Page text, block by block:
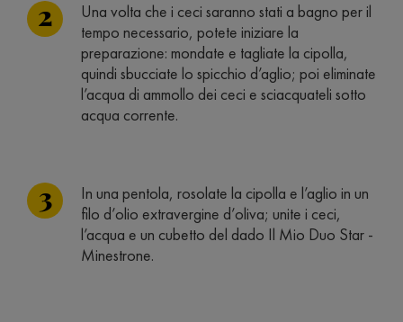
Una volta che i ceci saranno stati a bagno per il
tempo necessario, potete iniziare la
preparazione: mondate e tagliate la cipolla,
quindi sbucciate lo spicchio d’aglio; poi eliminate
l’acqua di ammollo dei ceci e sciacquateli sotto
acqua corrente.
In una pentola, rosolate la cipolla e l’aglio in un
filo d’olio extravergine d’oliva; unite i ceci,
l’acqua e un cubetto del dado Il Mio Duo Star -
Minestrone.